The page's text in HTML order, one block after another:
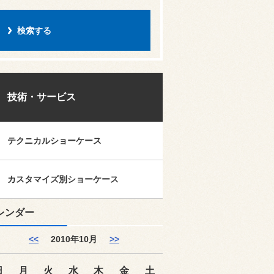
技術・サービス
テクニカルショーケース
カスタマイズ別ショーケース
ンダー
<< 2010年10月 >>
月 火 水 木 金 土